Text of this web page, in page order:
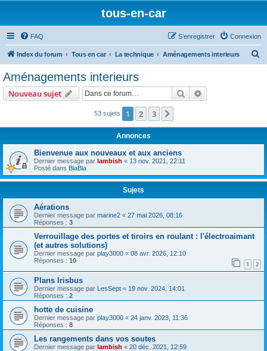
tous-en-car
FAQ Connexion
S’enregistrer
Index du forum Tous en car La technique Aménagements interieurs
r
Aménagements interieurs
Nouveau sujet Rechercher
53 sujets 1 2 3
Annonces
Bienvenue aux nouveaux et aux anciens
Dernier message par lambish « 13 nov. 2021, 22:11
Posté dans BlaBla
Sujets
Aérations
Dernier message par marine2 « 27 mai 2026, 08:16
Réponses : 3
Verrouillage des portes et tiroirs en roulant : l'électroaimant
(et autres solutions)
Dernier message par play3000 « 08 avr. 2026, 12:10
Réponses : 10 1 2
Plans Irisbus
Dernier message par LesSept « 19 nov. 2024, 14:01
Réponses : 2
hotte de cuisine
Dernier message par play3000 « 24 janv. 2023, 11:36
Réponses : 8
Les rangements dans vos soutes
Dernier message par lambish « 20 déc. 2021, 12:59